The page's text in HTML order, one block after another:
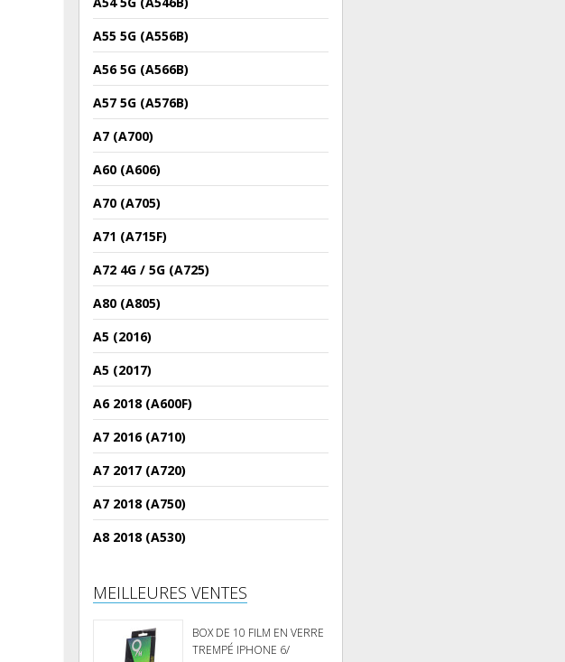
A55 5G (A556B)
A56 5G (A566B)
A57 5G (A576B)
A7 (A700)
A60 (A606)
A70 (A705)
A71 (A715F)
A72 4G / 5G (A725)
A80 (A805)
A5 (2016)
A5 (2017)
A6 2018 (A600F)
A7 2016 (A710)
A7 2017 (A720)
A7 2018 (A750)
A8 2018 (A530)
MEILLEURES VENTES
BOX DE 10 FILM EN VERRE
TREMPÉ IPHONE 6/